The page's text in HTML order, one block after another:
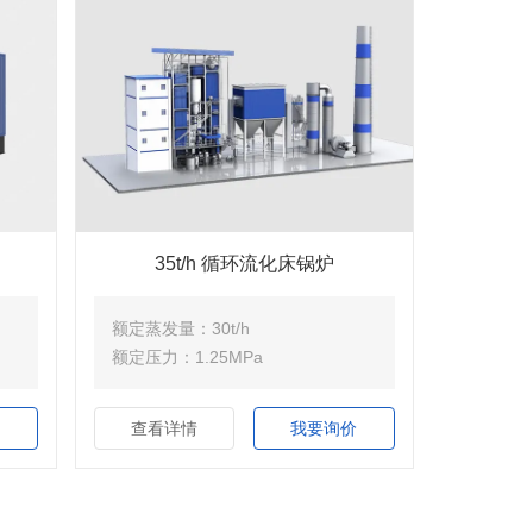
35t/h 循环流化床锅炉
额定蒸发量：30t/h
额定压力：1.25MPa
查看详情 我要询价